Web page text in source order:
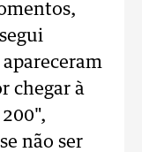
chegar à
não ser